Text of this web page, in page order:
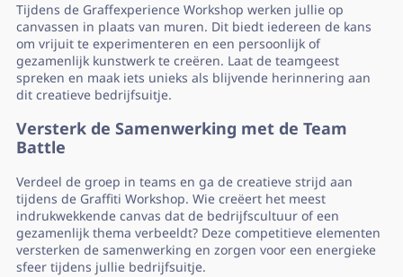
Tijdens de Graffexperience Workshop werken jullie op
canvassen in plaats van muren. Dit biedt iedereen de kans
om vrijuit te experimenteren en een persoonlijk of
gezamenlijk kunstwerk te creëren. Laat de teamgeest
spreken en maak iets unieks als blijvende herinnering aan
dit creatieve bedrijfsuitje.
Versterk de Samenwerking met de Team
Battle
Verdeel de groep in teams en ga de creatieve strijd aan
tijdens de Graffiti Workshop. Wie creëert het meest
indrukwekkende canvas dat de bedrijfscultuur of een
gezamenlijk thema verbeeldt? Deze competitieve elementen
versterken de samenwerking en zorgen voor een energieke
sfeer tijdens jullie bedrijfsuitje.